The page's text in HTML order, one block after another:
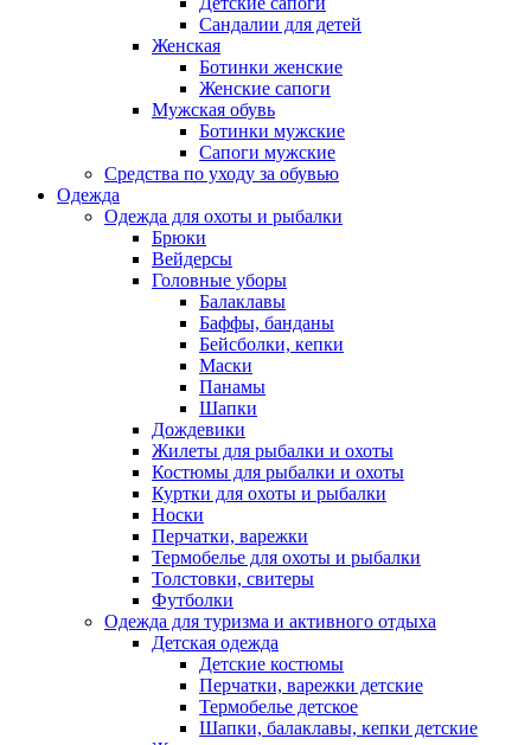
Сандалии для детей
Женская
Ботинки женские
Женские сапоги
Мужская обувь
Ботинки мужские
Сапоги мужские
Средства по уходу за обувью
Одежда
Одежда для охоты и рыбалки
Брюки
Вейдерсы
Головные уборы
Балаклавы
Баффы, банданы
Бейсболки, кепки
Маски
Панамы
Шапки
Дождевики
Жилеты для рыбалки и охоты
Костюмы для рыбалки и охоты
Куртки для охоты и рыбалки
Носки
Перчатки, варежки
Термобелье для охоты и рыбалки
Толстовки, свитеры
Футболки
Одежда для туризма и активного отдыха
Детская одежда
Детские костюмы
Перчатки, варежки детские
Термобелье детское
Шапки, балаклавы, кепки детские